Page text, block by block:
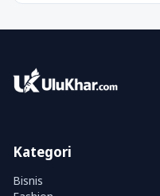
Kategori
Bisnis